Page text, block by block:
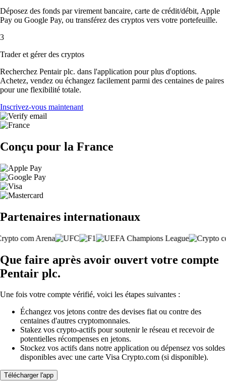
Déposez des fonds par virement bancaire, carte de crédit/débit, Apple
Pay ou Google Pay, ou transférez des cryptos vers votre portefeuille.
3
Trader et gérer des cryptos
Recherchez Pentair plc. dans l'application pour plus d'options.
Achetez, vendez ou échangez facilement parmi des centaines de paires
pour une flexibilité totale.
Inscrivez-vous maintenant
Conçu pour la France
Partenaires internationaux
Que faire après avoir ouvert votre compte
Pentair plc.
Une fois votre compte vérifié, voici les étapes suivantes :
Échangez vos jetons contre des devises fiat ou contre des
centaines d'autres cryptomonnaies.
Stakez vos crypto-actifs pour soutenir le réseau et recevoir de
potentielles récompenses en jetons.
Stockez vos actifs dans notre application ou dépensez vos soldes
disponibles avec une carte Visa Crypto.com (si disponible).
Télécharger l'app